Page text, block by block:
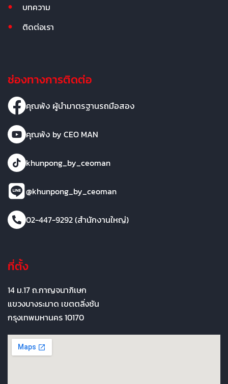
บทความ
ติดต่อเรา
ช่องทางการติดต่อ
คุณพ้ง ผู้นำมาตรฐานรถมือสอง
คุณพ้ง by CEO MAN
khunpong_by_ceoman
@khunpong_by_ceoman
02-447-9292 (สำนักงานใหญ่)
ที่ตั้ง
14 ม.17 ถ.กาญจนาภิเษก
แขวงบางระมาด เขตตลิ่งชัน
กรุงเทพมหานคร 10170